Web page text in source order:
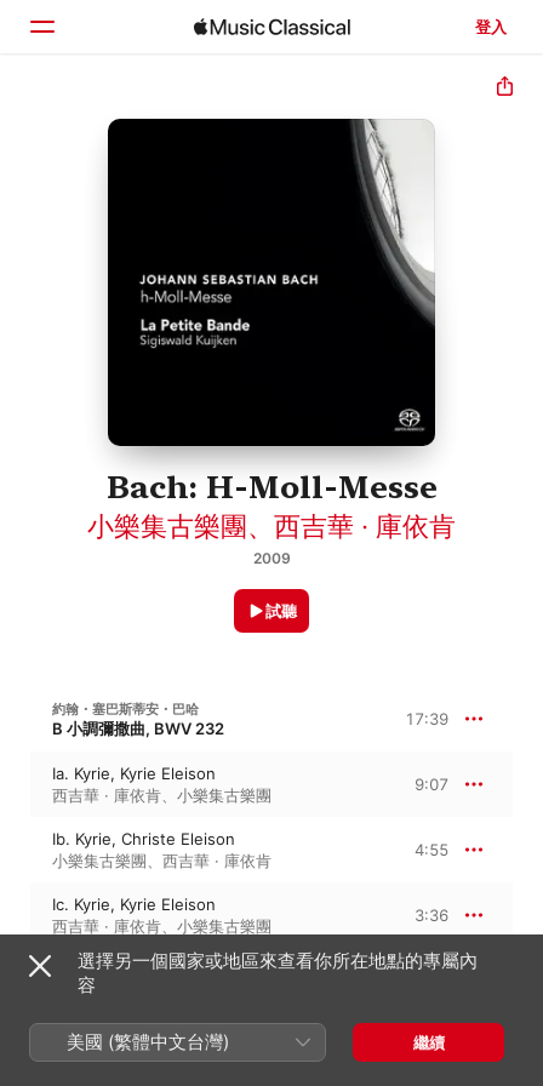
登入
首頁
Bach: H-Moll-Messe
小樂集古樂團、 西吉華 · 庫依肯
2009
試聽
約翰・塞巴斯蒂安・巴哈
B 小調彌撒曲, BWV 232 17:39
Ia. Kyrie, Kyrie Eleison
西吉華 · 庫依肯、 小樂集古樂團
9:07
Ib. Kyrie, Christe Eleison
小樂集古樂團、 西吉華 · 庫依肯
4:55
Ic. Kyrie, Kyrie Eleison
西吉華 · 庫依肯、 小樂集古樂團
3:36
J.S. 巴哈：H-MOLL-MESSE, BWV 232
IIa. Gloria, Gloria In Excelsis
1:39
選擇另一個國家或地區來查看你所在地點的專屬內
容
美國 (繁體中文台灣) 繼續